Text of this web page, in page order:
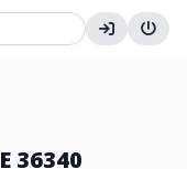
36340